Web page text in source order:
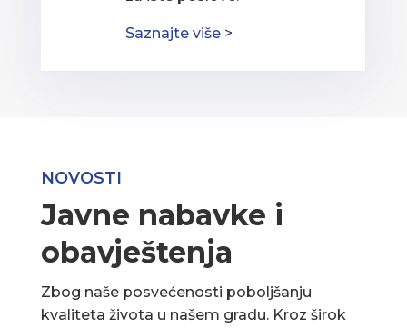
Saznajte više >
NOVOSTI
Javne nabavke i
obavještenja
Zbog naše posvećenosti poboljšanju
kvaliteta života u našem gradu. Kroz širok